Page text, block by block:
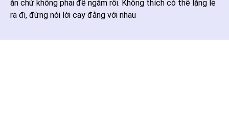
ăn chứ không phải để ngắm rồi. Không thích có thể lặng lẽ
ra đi, đừng nói lời cay đắng với nhau